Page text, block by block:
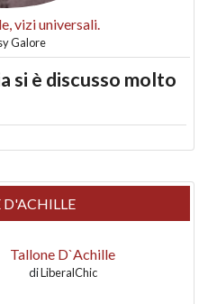
vizi universali.
Galore
si è discusso molto
D'ACHILLE
Tallone D`Achille
diLiberalChic